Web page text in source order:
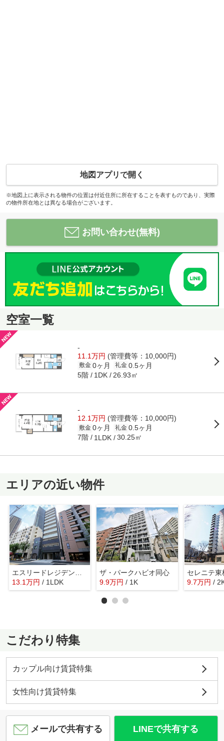
地図アプリで開く
※地図上に表示される物件の位置は付近住所に所在することを表すものであり、実際
の物件所在地とは異なる場合がございます。
お問い合わせ(無料)
空室一覧
-
11.1万円 (管理費等：10,000円)
敷金 0ヶ月 礼金 0.5ヶ月
5階 1DK 26.93㎡
-
12.1万円 (管理費等：10,000円)
敷金 0ヶ月 礼金 0.5ヶ月
7階 1LDK 30.25㎡
エリアの近い物件
13.1万円 / 1LDK
ザ・パークハビオ同心
9.9万円 / 1K
セレニテ
9.7万円 /
こだわり特集
カップル向け賃貸特集
女性向け賃貸特集
メールで共有する LINEで共有する